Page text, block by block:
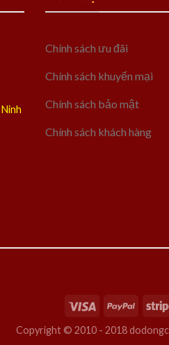
Chính sách ưu đãi
Chính sách khuyến mại
Chính sách bảo mật
Chính sách khách hàng
Copyright © 2010 - 2018